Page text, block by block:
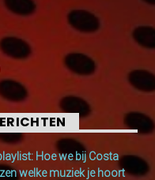
Hoe we bij Costa
welke muziek je hoort